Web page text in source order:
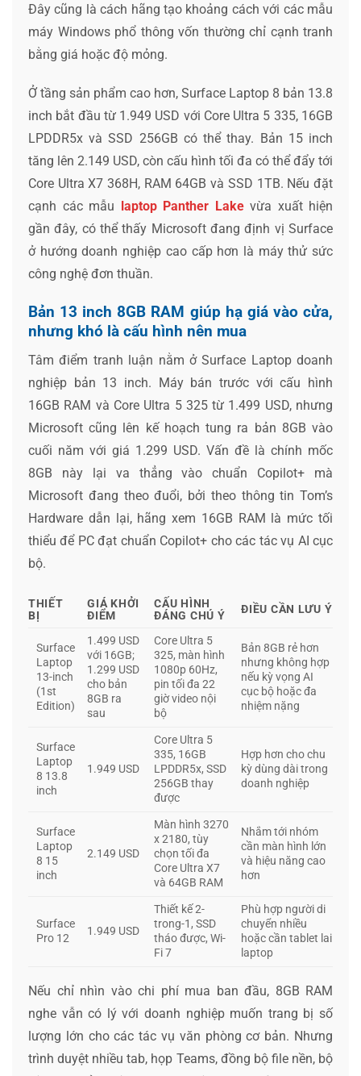
Đây cũng là cách hãng tạo khoảng cách với các mẫu
máy Windows phổ thông vốn thường chỉ cạnh tranh
bằng giá hoặc độ mỏng.
Ở tầng sản phẩm cao hơn, Surface Laptop 8 bản 13.8
inch bắt đầu từ 1.949 USD với Core Ultra 5 335, 16GB
LPDDR5x và SSD 256GB có thể thay. Bản 15 inch
tăng lên 2.149 USD, còn cấu hình tối đa có thể đẩy tới
Core Ultra X7 368H, RAM 64GB và SSD 1TB. Nếu đặt
cạnh các mẫu
laptop Panther Lakevừa xuất hiện
gần đây, có thể thấy Microsoft đang định vị Surface
ở hướng doanh nghiệp cao cấp hơn là máy thử sức
công nghệ đơn thuần.
Bản 13 inch 8GB RAM giúp hạ giá vào cửa,
nhưng khó là cấu hình nên mua
Tâm điểm tranh luận nằm ở Surface Laptop doanh
nghiệp bản 13 inch. Máy bán trước với cấu hình
16GB RAM và Core Ultra 5 325 từ 1.499 USD, nhưng
Microsoft cũng lên kế hoạch tung ra bản 8GB vào
cuối năm với giá 1.299 USD. Vấn đề là chính mốc
8GB này lại va thẳng vào chuẩn Copilot+ mà
Microsoft đang theo đuổi, bởi theo thông tin Tom’s
Hardware dẫn lại, hãng xem 16GB RAM là mức tối
thiểu để PC đạt chuẩn Copilot+ cho các tác vụ AI cục
bộ.
THIẾT
BỊ
GIÁ KHỞI
ĐIỂM
CẤU HÌNH
ĐÁNG CHÚ Ý
ĐIỀU CẦN LƯU Ý
Surface
Laptop
13-inch
(1st
Edition)
1.499 USD
với 16GB;
1.299 USD
cho bản
8GB ra
sau
Core Ultra 5
325, màn hình
1080p 60Hz,
pin tối đa 22
giờ video nội
bộ
Bản 8GB rẻ hơn
nhưng không hợp
nếu kỳ vọng AI
cục bộ hoặc đa
nhiệm nặng
Surface
Laptop
8 13.8
inch
1.949 USD
Core Ultra 5
335, 16GB
LPDDR5x, SSD
256GB thay
được
Hợp hơn cho chu
kỳ dùng dài trong
doanh nghiệp
Surface
Laptop
8 15
inch
2.149 USD
Màn hình 3270
x 2180, tùy
chọn tối đa
Core Ultra X7
và 64GB RAM
Nhắm tới nhóm
cần màn hình lớn
và hiệu năng cao
hơn
Surface
Pro 12
1.949 USD
Thiết kế 2-
trong-1, SSD
tháo được, Wi-
Fi 7
Phù hợp người di
chuyển nhiều
hoặc cần tablet lai
laptop
Nếu chỉ nhìn vào chi phí mua ban đầu, 8GB RAM
nghe vẫn có lý với doanh nghiệp muốn trang bị số
lượng lớn cho các tác vụ văn phòng cơ bản. Nhưng
trình duyệt nhiều tab, họp Teams, đồng bộ file nền, bộ